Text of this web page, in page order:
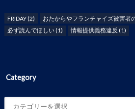
FRIDAY(2) おたからやフランチャイズ被害者
必ず読んでほしい(1) 情報提供義務違反 (1)
Category